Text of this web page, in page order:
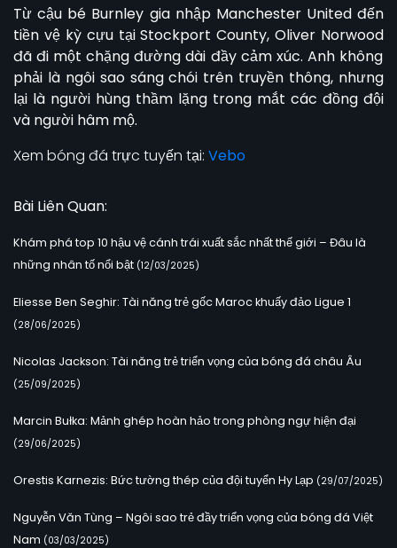
Từ cậu bé Burnley gia nhập Manchester United đến
tiền vệ kỳ cựu tại Stockport County,Oliver Norwood
đã đi một chặng đường dài đầy cảm xúc. Anh không
phải là ngôi sao sáng chói trên truyền thông, nhưng
lại là người hùng thầm lặng trong mắt các đồng đội
và người hâm mộ.
Xem bóng đá trực tuyến tại: Vebo
Bài Liên Quan:
Khám phá top 10 hậu vệ cánh trái xuất sắc nhất thế giới – Đâu là
những nhân tố nổi bật (12/03/2025)
Eliesse Ben Seghir: Tài năng trẻ gốc Maroc khuấy đảo Ligue 1
(28/06/2025)
Nicolas Jackson: Tài năng trẻ triển vọng của bóng đá châu Âu
(25/09/2025)
Marcin Bułka: Mảnh ghép hoàn hảo trong phòng ngự hiện đại
(29/06/2025)
Orestis Karnezis: Bức tường thép của đội tuyển Hy Lạp (29/07/2025)
Nguyễn Văn Tùng – Ngôi sao trẻ đầy triển vọng của bóng đá Việt
Nam (03/03/2025)